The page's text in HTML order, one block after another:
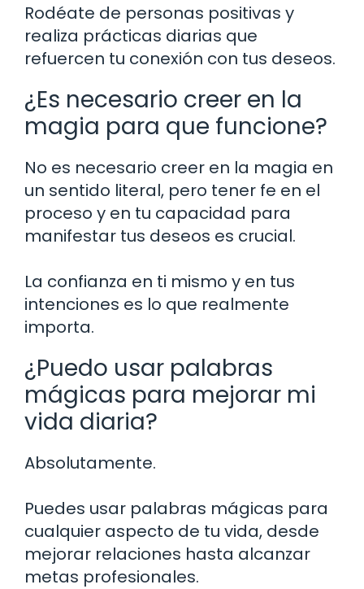
Rodéate de personas positivas y
realiza prácticas diarias que
refuercen tu conexión con tus deseos.
¿Es necesario creer en la
magia para que funcione?
No es necesario creer en la magia en
un sentido literal, pero tener fe en el
proceso y en tu capacidad para
manifestar tus deseos es crucial.
La confianza en ti mismo y en tus
intenciones es lo que realmente
importa.
¿Puedo usar palabras
mágicas para mejorar mi
vida diaria?
Absolutamente.
Puedes usar palabras mágicas para
cualquier aspecto de tu vida, desde
mejorar relaciones hasta alcanzar
metas profesionales.